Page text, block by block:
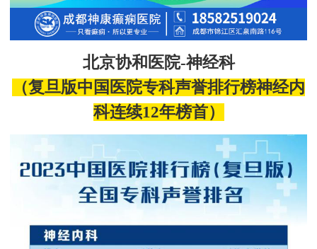
北京协和医院-神经科
（复旦版中国医院专科声誉排行榜神经内
科连续12年榜首）